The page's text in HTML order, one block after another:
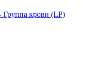
Группа крови (LP)